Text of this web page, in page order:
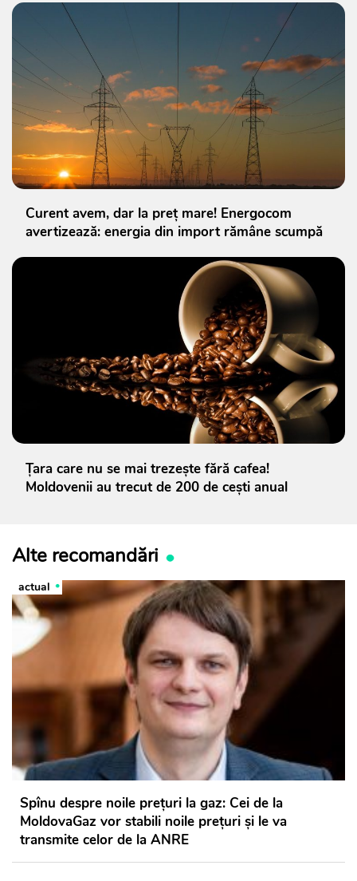
Curent avem, dar la preț mare! Energocom
avertizează: energia din import rămâne scumpă
Țara care nu se mai trezește fără cafea!
Moldovenii au trecut de 200 de cești anual
Alte recomandări
actual
Spînu despre noile prețuri la gaz: Cei de la
MoldovaGaz vor stabili noile prețuri și le va
transmite celor de la ANRE